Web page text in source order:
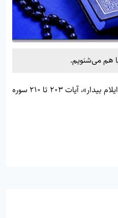
ایلام بیدار»
، آیات 203 تا 210 سوره